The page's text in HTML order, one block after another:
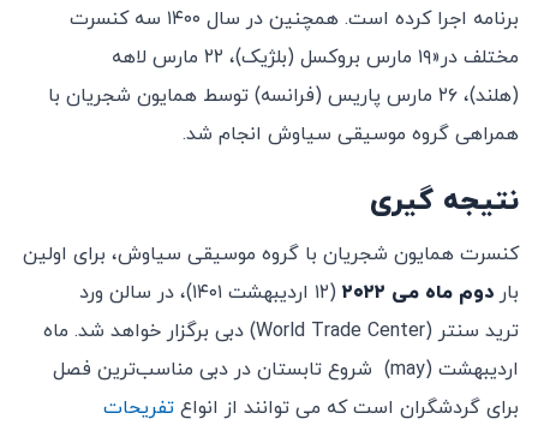
برنامه اجرا کرده است. همچنین در سال ۱۴۰۰ سه کنسرت
مختلف در«۱۹ مارس بروکسل (بلژیک)، ۲۲ مارس لاهه
(هلند)، ۲۶ مارس پاریس (فرانسه) توسط همایون شجریان با
همراهی گروه موسیقی سیاوش انجام شد.
نتیجه گیری
کنسرت همایون شجریان با گروه موسیقی سیاوش، برای اولین
بار دوم ماه می ۲۰۲۲
(۱۲ اردیبهشت ۱۴۰۱)، در سالن ورد
ترید سنتر (World Trade Center) دبی برگزار خواهد شد. ماه
اردیبهشت (may) شروع تابستان در دبی مناسب‌ترین فصل
برای گردشگران است که می توانند از انواع تفریحات